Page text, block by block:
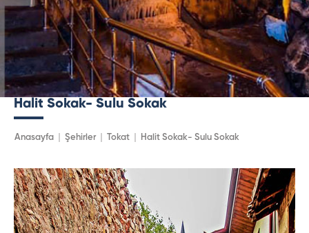
Halit Sokak- Sulu Sokak
Anasayfa Şehirler Tokat Halit Sokak- Sulu Sokak